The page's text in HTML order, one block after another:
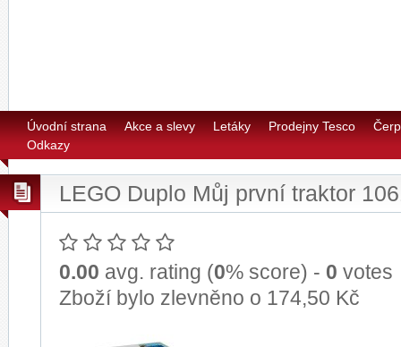
Úvodní strana Akce a slevy Letáky Prodejny Tesco
Odkazy
LEGO Duplo Můj první traktor
0.00 avg. rating (0% score) - 0 votes
Zboží bylo zlevněno o 174,50 Kč